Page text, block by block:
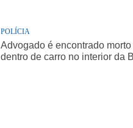
POLÍCIA
Advogado é encontrado morto
dentro de carro no interior da